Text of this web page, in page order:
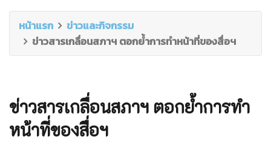
หน้าแรก
ข่าวและกิจกรรม
ข่าวสารเกลื่อนสภาฯ ตอกย้ำการทำหน้าที่ของสื่อฯ
ข่าวสารเกลื่อนสภาฯ ตอกย้ำการทำ
หน้าที่ของสื่อฯ